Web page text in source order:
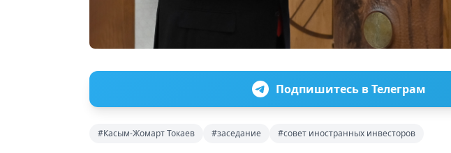
Подпишитесь в Телеграм
#Касым-Жомарт Токаев #заседание #совет иностранных инвесторов